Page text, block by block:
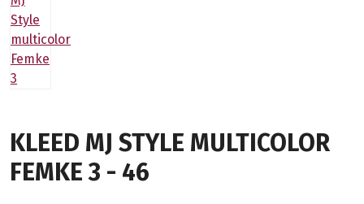
KLEED MJ STYLE MULTICOLOR
FEMKE 3 - 46